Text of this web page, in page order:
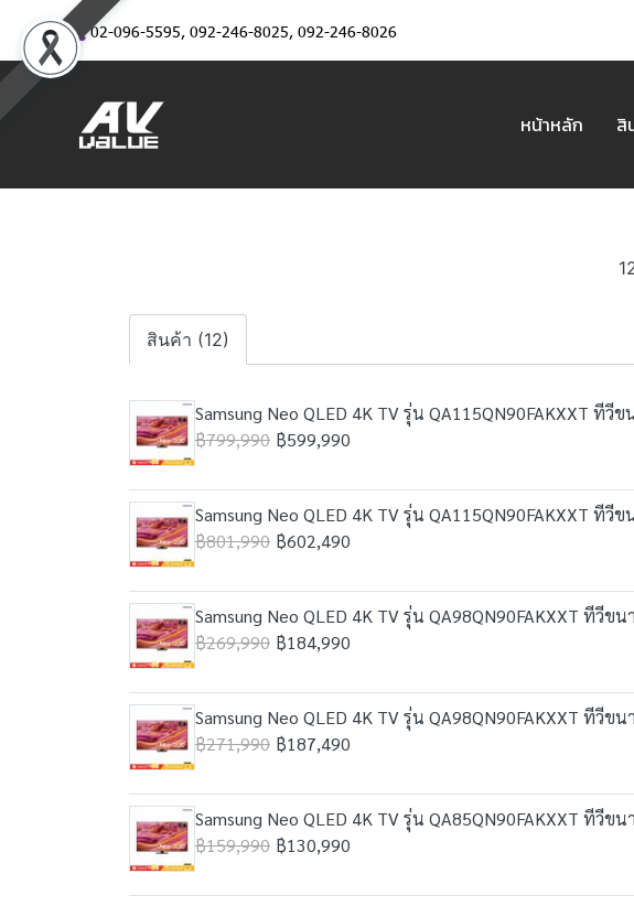
02-096-5595, 092-246-8025, 092-246-8026
หน้าหลัก สิ
สินค้า (12)
Samsung Neo QLED 4K TV รุ่น QA115QN90FAKXXT ทีวี
฿799,990 ฿599,990
Samsung Neo QLED 4K TV รุ่น QA115QN90FAKXXT ทีวี
฿801,990 ฿602,490
Samsung Neo QLED 4K TV รุ่น QA98QN90FAKXXT ทีวีข
฿269,990 ฿184,990
Samsung Neo QLED 4K TV รุ่น QA98QN90FAKXXT ทีวีข
฿271,990 ฿187,490
Samsung Neo QLED 4K TV รุ่น QA85QN90FAKXXT ทีวีข
฿159,990 ฿130,990